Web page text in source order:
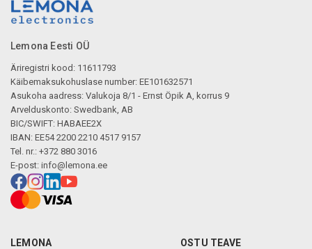
Lemona Eesti OÜ
Äriregistri kood: 11611793
Käibemaksukohuslase number: EE101632571
Asukoha aadress: Valukoja 8/1 - Ernst Öpik A, korrus 9
Arvelduskonto: Swedbank, AB
BIC/SWIFT: HABAEE2X
IBAN: EE54 2200 2210 4517 9157
Tel. nr.: +372 880 3016
E-post: info@lemona.ee
LEMONA OSTU TEAVE